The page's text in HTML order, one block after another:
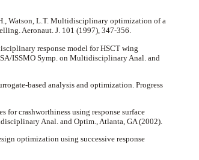
Watson, L.T. Multidisciplinary optimization of a
Aeronaut. J. 101 (1997), 347-356.
response model for HSCT wing
ISSMO Symp. on Multidisciplinary Anal. and
based analysis and optimization. Progress
for crashworthiness using response surface
Anal. and Optim., Atlanta, GA (2002).
optimization using successive response